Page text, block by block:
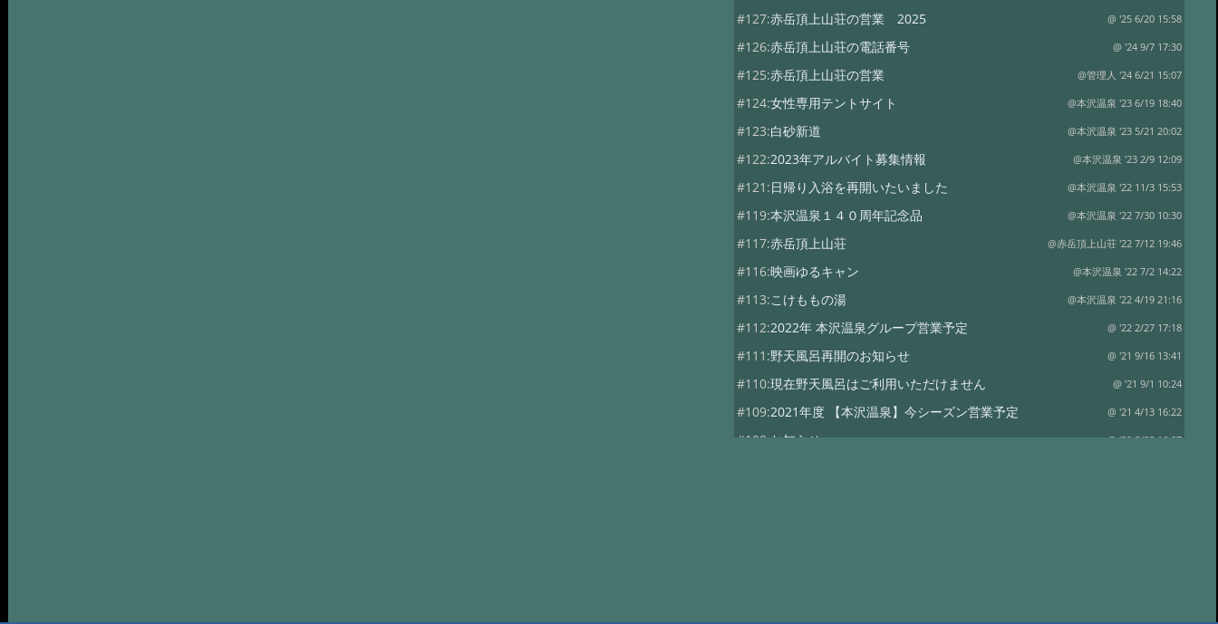
#127:赤岳頂上山荘の営業 2025 @ '25 6/20 15:58
#126:赤岳頂上山荘の電話番号 @ '24 9/7 17:30
#125:赤岳頂上山荘の営業 @管理人 '24 6/21 15:07
#124:女性専用テントサイト @本沢温泉 '23 6/19 18:40
#123:白砂新道 @本沢温泉 '23 5/21 20:02
#122:2023年アルバイト募集情報 @本沢温泉 '23 2/9 12:09
#121:日帰り入浴を再開いたいました @本沢温泉 '22 11/3 15:53
#119:本沢温泉１４０周年記念品 @本沢温泉 '22 7/30 10:30
#117:赤岳頂上山荘 @赤岳頂上山荘 '22 7/12 19:46
#116:映画ゆるキャン @本沢温泉 '22 7/2 14:22
#113:こけももの湯 @本沢温泉 '22 4/19 21:16
#112:2022年 本沢温泉グループ営業予定 @ '22 2/27 17:18
#111:野天風呂再開のお知らせ @ '21 9/16 13:41
#110:現在野天風呂はご利用いただけません @ '21 9/1 10:24
#109:2021年度 【本沢温泉】今シーズン営業予定 @ '21 4/13 16:22
#108:お知らせ @ '20 8/23 16:07